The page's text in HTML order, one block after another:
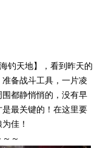
钓天地】，看到昨天的
备战斗工具，一片凌
都静悄悄的，没有早
最关键的！在这里要
佳！
～